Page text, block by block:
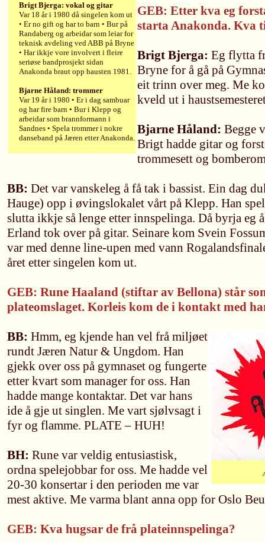
Brigt Bjerga: vokal og gitar
Var 18 år i 1980 då singelen kom ut
• Er no gift og har to barn • Bur på
Randaberg og arbeidar som leiar for
teknisk avdeling ved ABB på Bryne
• Har ikkje vore involvert i fleire
seriøse bandprosjekt sidan
Anakonda braut opp hausten 1981.
Bjarne Håland: trommer
Var 19 år i 1980 • Er i dag sambuar
og har fire barn • Bur i Klepp og
arbeidar som brannformann i
Sandnes • Spela trommer i nokre
danseband på Jæren etter Anakonda.
GEB: Etter kva eg
starta Anakonda. Kva
Brigt Bjerga: Eg flytta
Bryne for å gå på
eit trinn over meg. Me
kveld ut i
Bjarne Håland: Begge
Brigt hadde gitar og
trommesett og
BB: Det var vanskeleg å få tak i bassist. Ein dag
Hauge) opp i øvingslokalet vårt på Klepp. Han
slutta ikkje så lenge etter innspelinga. Då byrja eg
Erland tok over på gitar. Seinare kom Svein
var med denne line-upen med vann
året etter singelen kom ut.
GEB: Rune Haaland (stiftar av Bellona) står
plateomslaget. Korleis kom de i kontakt med
BB: Hmm, eg kjende han vel frå miljøet
rundt Jæren Natur & Ungdom. Han
gjekk over oss på gymnaset og fungerte
etter kvart som manager for oss. Han
hadde mange kontaktar. Det var hans
ide å gje ut singlen. Me vart sjølvsagt i
fyr og flamme. PLATE – HUH!
BH: Rune var veldig entusiastisk,
ordna spelejobbar for oss. Me hadde vel
20-30 konsertar i den perioden me var
mest aktive. Me varma blant anna opp for Oslo
GEB: Kva hugsar de frå plateinnspelinga?